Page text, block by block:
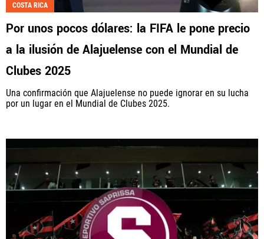
COSTA RICA
Por unos pocos dólares: la FIFA le pone precio
a la ilusión de Alajuelense con el Mundial de
Clubes 2025
Una confirmación que Alajuelense no puede ignorar en su lucha
por un lugar en el Mundial de Clubes 2025.